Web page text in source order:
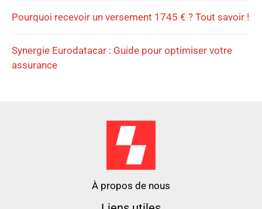
Pourquoi recevoir un versement 1745 € ? Tout savoir !
Synergie Eurodatacar : Guide pour optimiser votre
assurance
À propos de nous